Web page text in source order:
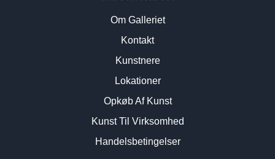
Om Galleriet
Kontakt
Kunstnere
Lokationer
Opkøb Af Kunst
Kunst Til Virksomhed
Handelsbetingelser